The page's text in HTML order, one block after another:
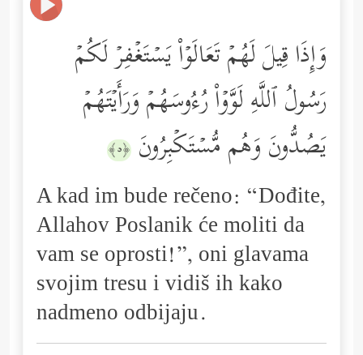
وَإِذَا قِیلَ لَهُمۡ تَعَالَوۡاْ یَسۡتَغۡفِرۡ لَكُمۡ
رَسُولُ ٱللَّهِ لَوَّوۡاْ رُءُوسَهُمۡ وَرَأَیۡتَهُمۡ
یَصُدُّونَ وَهُم مُّسۡتَكۡبِرُونَ ﴿٥﴾
A kad im bude rečeno: “Dođite,
Allahov Poslanik će moliti da
vam se oprosti!”, oni glavama
svojim tresu i vidiš ih kako
nadmeno odbijaju.